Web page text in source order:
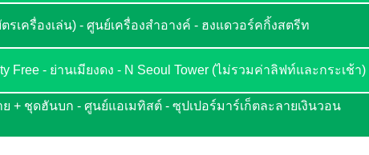
เครื่องเล่น) - ศูนย์เครื่องสำอางค์ - ฮงแดวอร์คกิ้งสตรีท
- ย่านเมียงดง - N Seoul Tower (ไม่รวมค่าลิฟท์และกระเช้า)
ชุดฮันบก - ศูนย์แอเมทิสต์ - ซุปเปอร์มาร์เก็ตละลายเงินวอน